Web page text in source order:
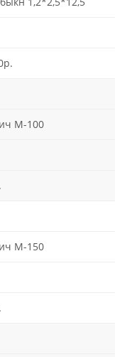
М-100
М-150